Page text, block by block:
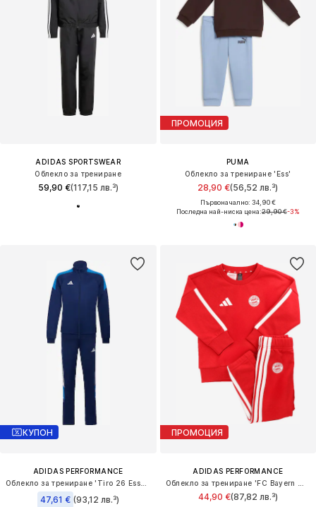
ADIDAS SPORTSWEAR
Облекло за трениране
59,90 €(117,15 лв.³)
ПРОМОЦИЯ
PUMA
Облекло за трениране 'Ess'
28,90 €(56,52 лв.³)
Първоначално: 34,90 €
Последна най-ниска цена:29,90 €-3%
КУПОН
ADIDAS PERFORMANCE
47,61 € (93,12 лв.³)
ПРОМОЦИЯ
ADIDAS PERFORMANCE
44,90 €(87,82 лв.³)